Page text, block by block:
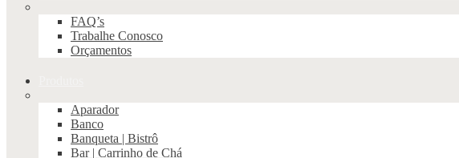
FAQ’s
Trabalhe Conosco
Orçamentos
Aparador
Banco
Banqueta | Bistrô
Bar | Carrinho de Chá